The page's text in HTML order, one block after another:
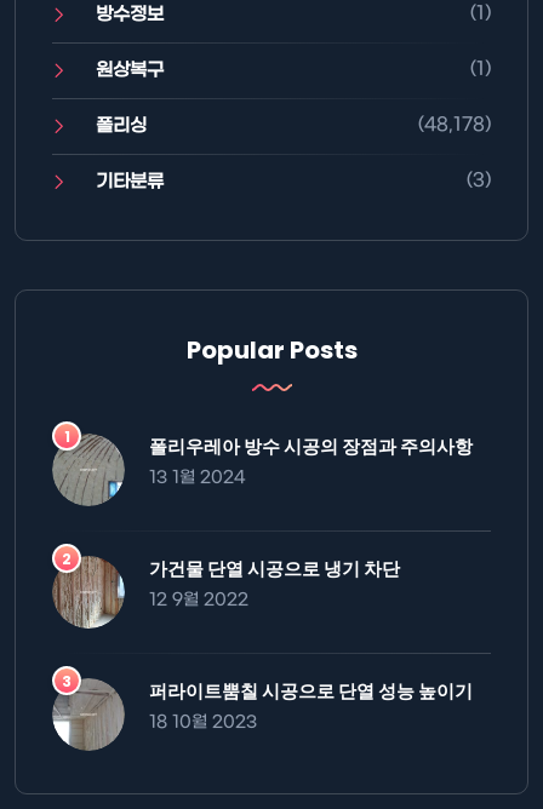
방수정보 (1)
원상복구 (1)
폴리싱 (48,178)
기타분류 (3)
Popular Posts
폴리우레아 방수 시공의 장점과 주의사항
13 1월 2024
가건물 단열 시공으로 냉기 차단
12 9월 2022
퍼라이트뿜칠 시공으로 단열 성능 높이기
18 10월 2023